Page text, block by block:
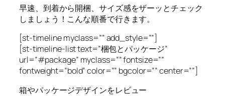
早速、到着から開梱、サイズ感をザーッとチェック
しましょう！こんな順番で行きます。
[st-timeline myclass=”” add_style=””]
[st-timeline-list text=”梱包とパッケージ”
url=”#package” myclass=”” fontsize=””
fontweight=”bold” color=”” bgcolor=”” center=””]
箱やパッケージデザインをレビュー